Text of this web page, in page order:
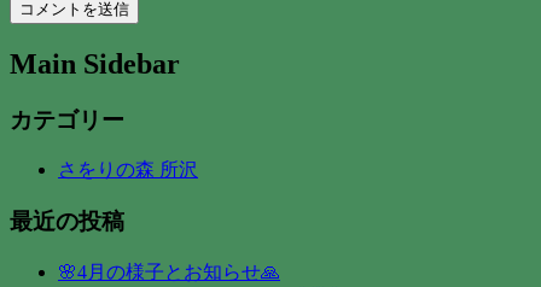
Main Sidebar
カテゴリー
さをりの森 所沢
最近の投稿
🌸4月の様子とお知らせ🙏